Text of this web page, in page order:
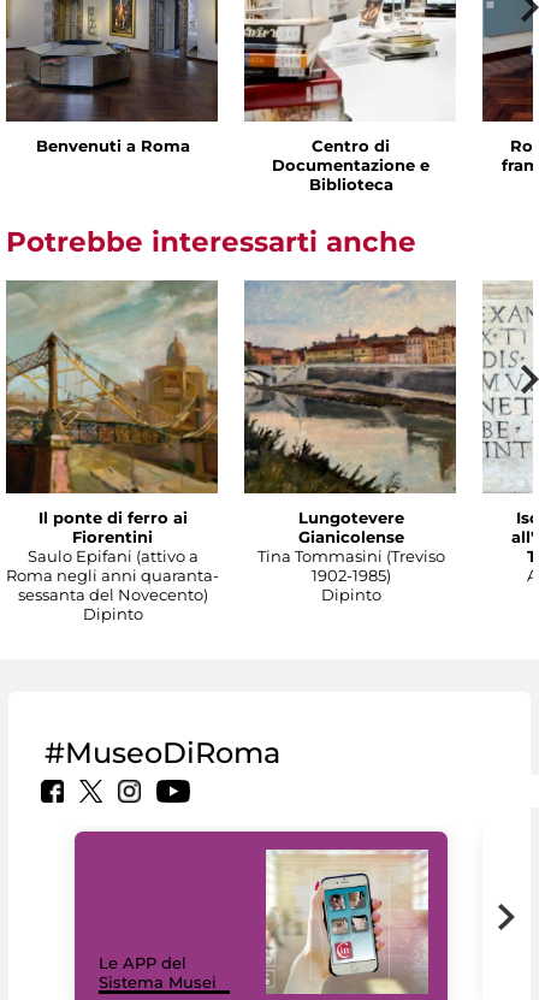
Benvenuti a Roma
Centro di
Documentazione e
Biblioteca
Potrebbe interessarti anche
Il ponte di ferro ai
Fiorentini
Saulo Epifani (attivo a
Roma negli anni quaranta-
sessanta del Novecento)
Dipinto
Lungotevere
Gianicolense
Tina Tommasini (Treviso
1902-1985)
Dipinto
#MuseoDiRoma
Le APP del
Sistema Musei